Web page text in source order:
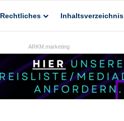
Rechtliches Inhaltsverzeichnis
ARKM.marketing